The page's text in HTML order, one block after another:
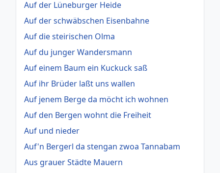
Auf der Lüneburger Heide
Auf der schwäbschen Eisenbahne
Auf die steirischen Olma
Auf du junger Wandersmann
Auf einem Baum ein Kuckuck saß
Auf ihr Brüder laßt uns wallen
Auf jenem Berge da möcht ich wohnen
Auf den Bergen wohnt die Freiheit
Auf und nieder
Auf'n Bergerl da stengan zwoa Tannabam
Aus grauer Städte Mauern